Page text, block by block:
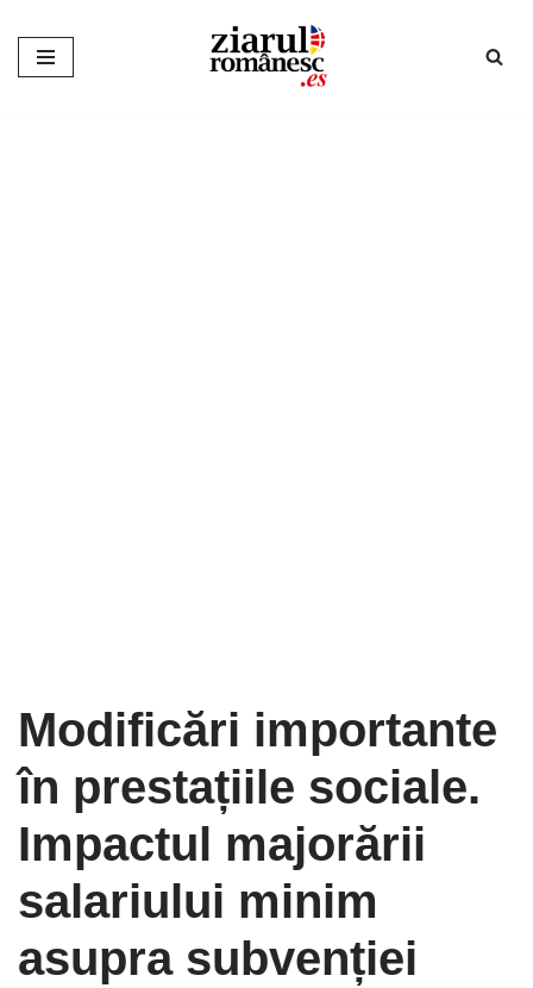
Sari
Modificări importante
în prestațiile sociale.
Impactul majorării
salariului minim
asupra subvenției